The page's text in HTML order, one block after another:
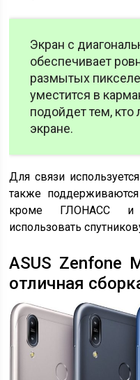
Экран с
обеспечивает
размытых
уместится в
подойдет тем,
экране.
Для связи
также
кроме ГЛОНАСС и
использовать
ASUS Zenfone
отличная